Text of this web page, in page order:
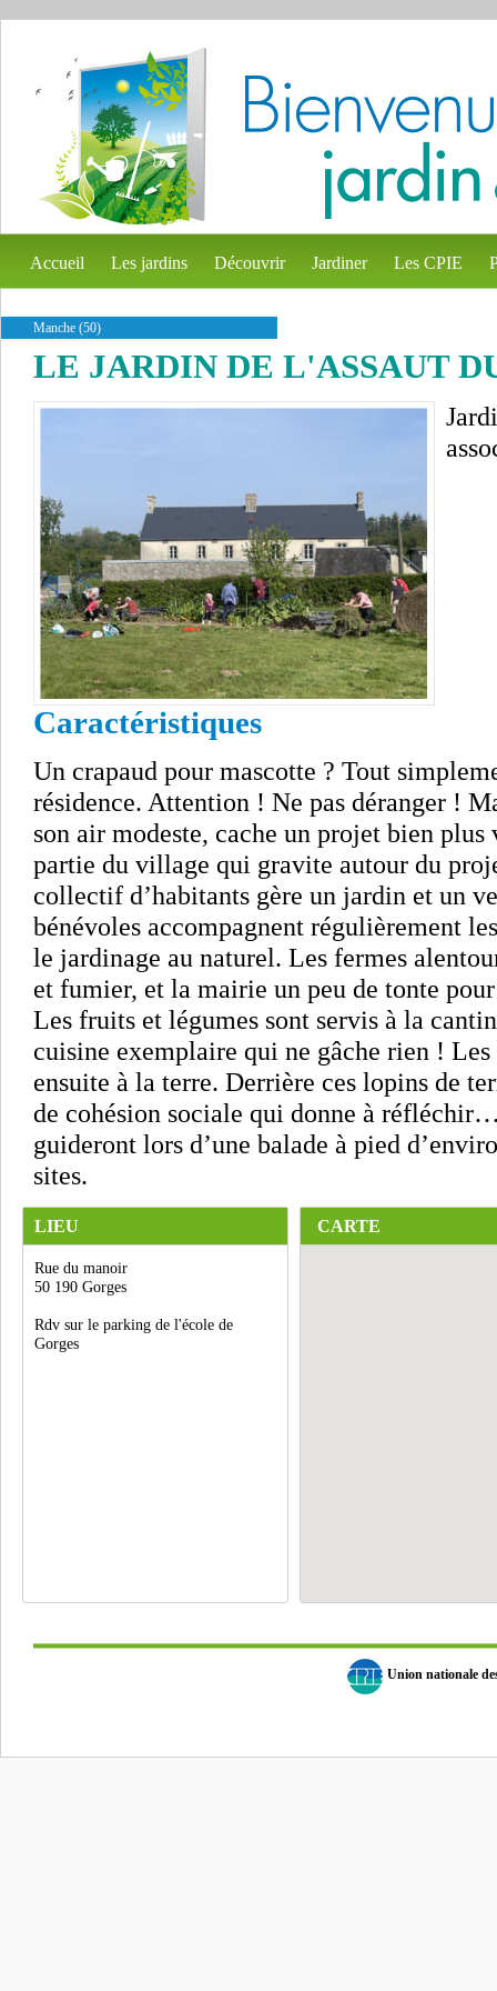
Accueil Les jardins Découvrir Jardiner Les CPIE
Manche (50)
LE JARDIN DE L'ASSAUT
Caractéristiques
Un crapaud pour mascotte ? Tout
résidence. Attention ! Ne pas déranger !
son air modeste, cache un projet bien
partie du village qui gravite autour du
collectif d’habitants gère un jardin et un
bénévoles accompagnent régulièrement
le jardinage au naturel. Les fermes
et fumier, et la mairie un peu de tonte
Les fruits et légumes sont servis à la
cuisine exemplaire qui ne gâche rien ! Les
ensuite à la terre. Derrière ces lopins de
de cohésion sociale qui donne à
guideront lors d’une balade à pied
sites.
LIEU
Rue du manoir
50 190 Gorges
Rdv sur le parking de l'école de
Gorges
CARTE
Union nationale